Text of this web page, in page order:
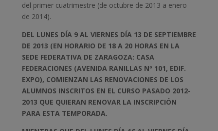
del primer cuatrimestre (de octubre de 2013 a enero
de 2014).
DEL LUNES DÍA 9 AL VIERNES DÍA 13 DE SEPTIEMBRE
DE 2013 (EN HORARIO DE 18 A 20 HORAS EN LA
SEDE FEDERATIVA DE ZARAGOZA: CASA
FEDERACIONES (AVENIDA RANILLAS Nº 101, EDIF.
EXPO), COMIENZAN LAS RENOVACIONES DE LOS
ALUMNOS INSCRITOS EN EL CURSO PASADO 2012-
2013 QUE QUIERAN RENOVAR LA INSCRIPCIÓN
PARA ESTA TEMPORADA.